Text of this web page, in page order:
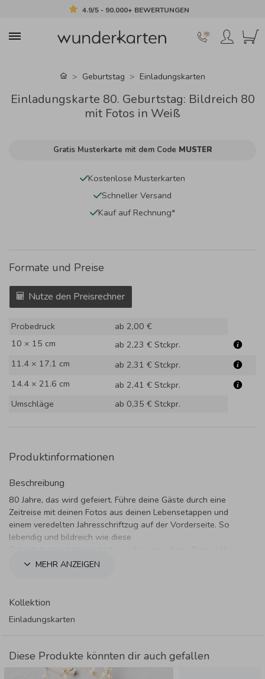
4.9/5 - 90.000+ BEWERTUNGEN
Geburtstag Einladungskarten
Einladungskarte 80. Geburtstag: Bildreich 80
mit Fotos in Weiß
Gratis Musterkarte mit dem Code MUSTER
Kostenlose Musterkarten
Schneller Versand
Kauf auf Rechnung*
Formate und Preise
Nutze den Preisrechner
Probedruck
ab 2,00 €
10 × 15 cm
ab 2,23 € Stckpr.
11.4 × 17.1 cm
ab 2,31 € Stckpr.
14.4 × 21.6 cm
ab 2,41 € Stckpr.
Umschläge
ab 0,35 € Stckpr.
Produktinformationen
Beschreibung
80 Jahre, das wird gefeiert. Führe deine Gäste durch eine
Zeitreise mit deinen Fotos aus deinen Lebensetappen und
einem veredelten Jahresschriftzug auf der Vorderseite. So
lebendig und bildreich wie diese
hoch! MEHR ANZEIGEN
Kollektion
Einladungskarten
Diese Produkte könnten dir auch gefallen